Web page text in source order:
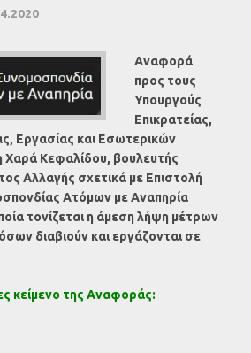
Αναφορά
προς τους
Υπουργούς
Επικρατείας,
Εργασίας και Εσωτερικών
Χαρά Κεφαλίδου, βουλευτής
Αλλαγής σχετικά με Επιστολή
Ατόμων με Αναπηρία
τονίζεται η άμεση λήψη μέτρων
διαβιούν και εργάζονται σε
κείμενο της Αναφοράς: